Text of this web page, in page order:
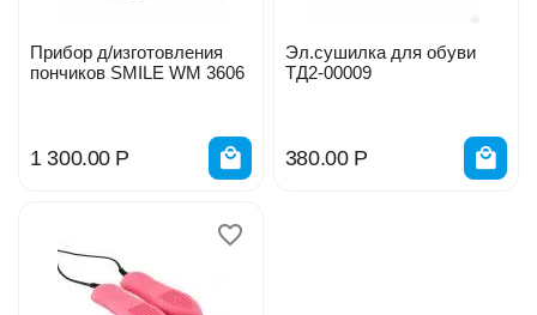
Прибор д/изготовления
пончиков SMILE WM 3606
1 300.00 Р
Эл.сушилка для обуви
ТД2-00009
380.00 Р